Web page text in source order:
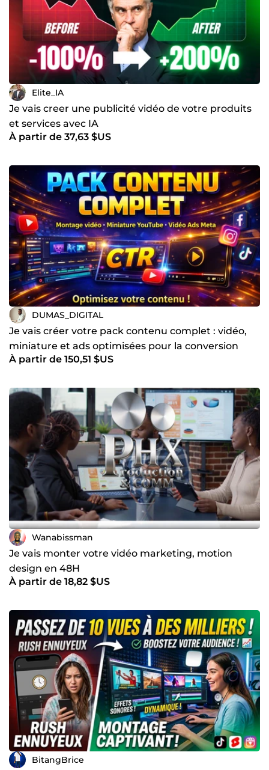
Elite_IA
Je vais creer une publicité vidéo de votre produits
et services avec IA
À partir de 37,63 $US
DUMAS_DIGITAL
Je vais créer votre pack contenu complet : vidéo,
miniature et ads optimisées pour la conversion
À partir de 150,51 $US
Wanabissman
Je vais monter votre vidéo marketing, motion
design en 48H
À partir de 18,82 $US
BitangBrice